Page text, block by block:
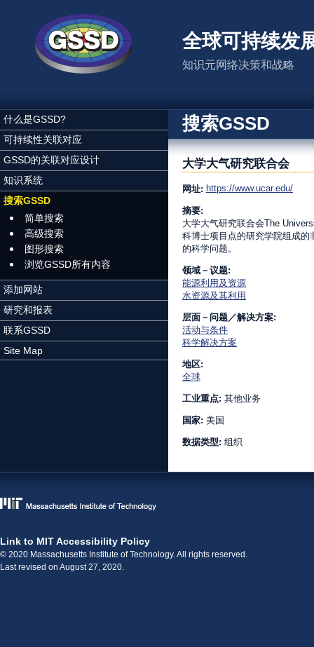
全球可持续发
知识元网络决策和战略
什么是GSSD?
可持续性关联对应
GSSD的关联对应设计
知识系统
搜索GSSD
简单搜索
高级搜索
图形搜索
浏览GSSD所有内容
添加网站
研究和报表
联系GSSD
Site Map
搜索GSSD
大学大气研究联合会
网址: https://www.ucar.edu/
摘要:
大学大气研究联合会The
科博士项目点的研究学院组成
的科学问题。
领域－议题:
能源利用及资源
水资源及其利用
层面－问题／解决方案:
活动与条件
科学解决方案
地区:
全球
工业重点: 其他业务
国家: 美国
数据类型: 组织
Link to MIT Accessibility Policy
© 2020 Massachusetts Institute of Technology. All rights reserved.
Last revised on August 27, 2020.